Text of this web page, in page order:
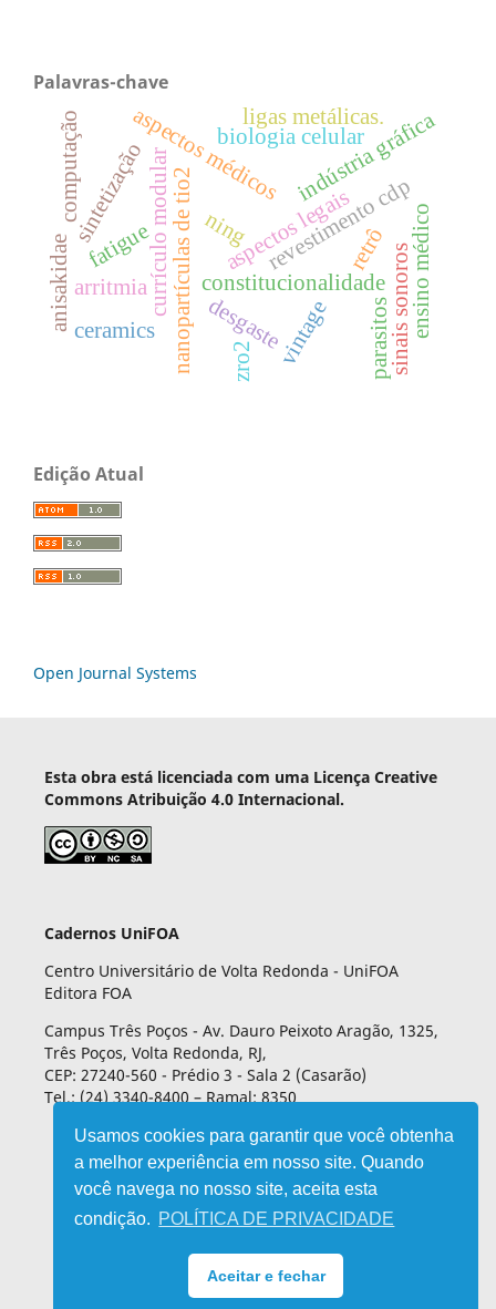
Usamos cookies para garantir que você obtenha
a melhor experiência em nosso site. Quando
você navega no nosso site, aceita esta
condição. POLÍTICA DE PRIVACIDADE
Aceitar e fechar
Palavras-chave
nanopartículas de tio2 ning
constitucionalidade
aspectos legais
aspectos médicos
desgaste
revestimento cdp
vintage
retrô
currículo modular
arritmia
indústria gráfica
sintetização
sinais sonorosensino médico
anisakidae
parasitos
biologia celular
computação ligas metálicas.
ceramics
zro2
fatigue
Edição Atual
Open Journal Systems
Esta obra está licenciada com uma Licença Creative
Commons Atribuição 4.0 Internacional.
Cadernos UniFOA
Centro Universitário de Volta Redonda - UniFOA
Editora FOA
Campus Três Poços - Av. Dauro Peixoto Aragão, 1325,
Três Poços, Volta Redonda, RJ,
CEP: 27240-560 - Prédio 3 - Sala 2 (Casarão)
Tel.: (24) 3340-8400 – Ramal: 8350